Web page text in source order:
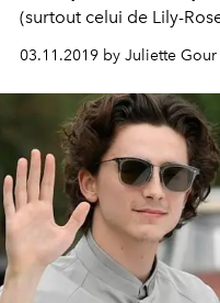
(surtout celui de Lily-
03.11.2019 by Juliette Gour